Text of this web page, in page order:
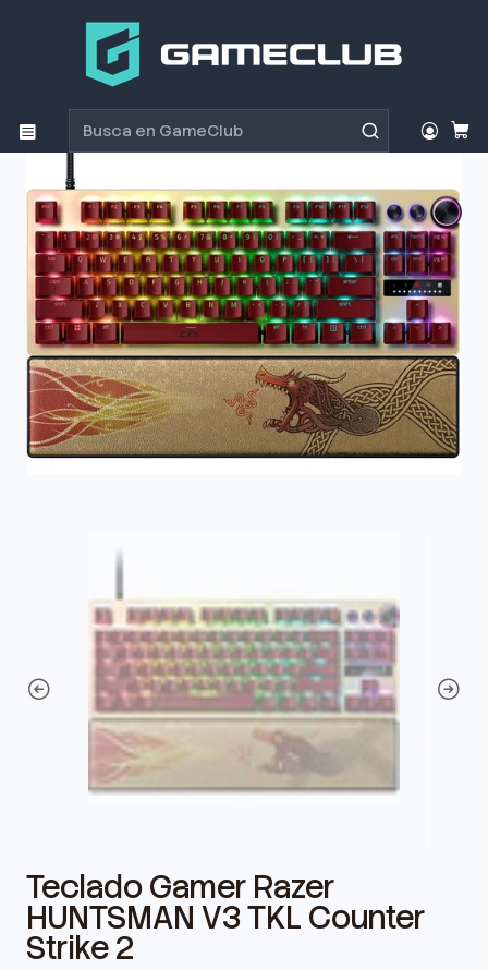
Productos
Teclado Gamer Razer HUNTSMAN V3 TKL Counter Strike
Teclado Gamer Razer
HUNTSMAN V3 TKL Counter
Strike 2